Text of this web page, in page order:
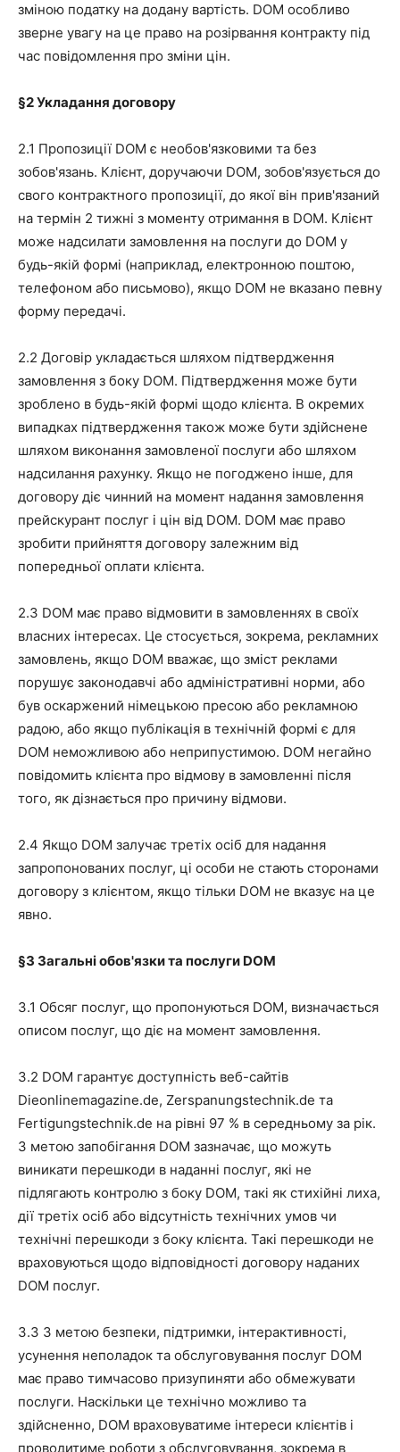
зміною податку на додану вартість. DOM особливо
зверне увагу на це право на розірвання контракту під
час повідомлення про зміни цін.
§2Укладання договору
2.1 Пропозиції DOM є необов'язковими та без
зобов'язань. Клієнт, доручаючи DOM, зобов'язується до
свого контрактного пропозиції, до якої він прив'язаний
на термін 2 тижні з моменту отримання в DOM. Клієнт
може надсилати замовлення на послуги до DOM у
будь-якій формі (наприклад, електронною поштою,
телефоном або письмово), якщо DOM не вказано певну
форму передачі.
2.2 Договір укладається шляхом підтвердження
замовлення з боку DOM. Підтвердження може бути
зроблено в будь-якій формі щодо клієнта. В окремих
випадках підтвердження також може бути здійснене
шляхом виконання замовленої послуги або шляхом
надсилання рахунку. Якщо не погоджено інше, для
договору діє чинний на момент надання замовлення
прейскурант послуг і цін від DOM. DOM має право
зробити прийняття договору залежним від
попередньої оплати клієнта.
2.3 DOM має право відмовити в замовленнях в своїх
власних інтересах. Це стосується, зокрема, рекламних
замовлень, якщо DOM вважає, що зміст реклами
порушує законодавчі або адміністративні норми, або
був оскаржений німецькою пресою або рекламною
радою, або якщо публікація в технічній формі є для
DOM неможливою або неприпустимою. DOM негайно
повідомить клієнта про відмову в замовленні після
того, як дізнається про причину відмови.
2.4 Якщо DOM залучає третіх осіб для надання
запропонованих послуг, ці особи не стають сторонами
договору з клієнтом, якщо тільки DOM не вказує на це
явно.
§3 Загальні обов'язки та послуги DOM
3.1 Обсяг послуг, що пропонуються DOM, визначається
описом послуг, що діє на момент замовлення.
3.2 DOM гарантує доступність веб-сайтів
Dieonlinemagazine.de, Zerspanungstechnik.de та
Fertigungstechnik.de на рівні 97 % в середньому за рік.
З метою запобігання DOM зазначає, що можуть
виникати перешкоди в наданні послуг, які не
підлягають контролю з боку DOM, такі як стихійні лиха,
дії третіх осіб або відсутність технічних умов чи
технічні перешкоди з боку клієнта. Такі перешкоди не
враховуються щодо відповідності договору наданих
DOM послуг.
3.3 З метою безпеки, підтримки, інтерактивності,
усунення неполадок та обслуговування послуг DOM
має право тимчасово призупиняти або обмежувати
послуги. Наскільки це технічно можливо та
здійсненно, DOM враховуватиме інтереси клієнтів і
проводитиме роботи з обслуговування, зокрема в